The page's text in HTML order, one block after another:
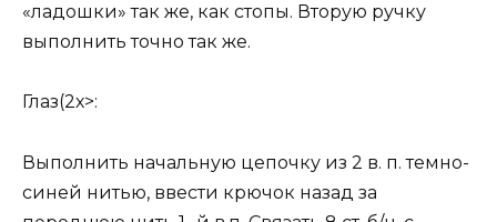
«ладошки» так же, как стопы. Вторую ручку
выполнить точно так же.
Глаз(2х>:
Выполнить начальную цепочку из 2 в. п. темно-
синей нитью, ввести крючок назад за